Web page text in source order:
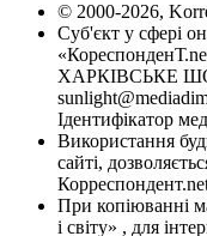
© 2000-2026,
Суб'єкт у сфері
ХАРКІВСЬКЕ
Ідентифікатор
Використання
сайті,
При копіюванні
і світу» , для